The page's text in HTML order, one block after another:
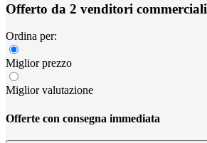
Offerto da 2 venditori commerciali
Ordina per:
Miglior prezzo
Miglior valutazione
Offerte con consegna immediata